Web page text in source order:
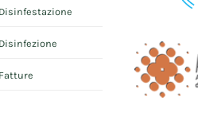
Disinfestazione
Disinfezione
Fatture